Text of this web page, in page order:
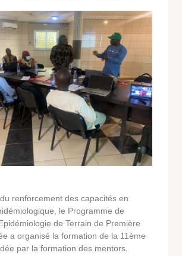
renforcement des capacités en
le Programme de
de Terrain de Première
a organisé la formation de la 11ème
par la formation des mentors.